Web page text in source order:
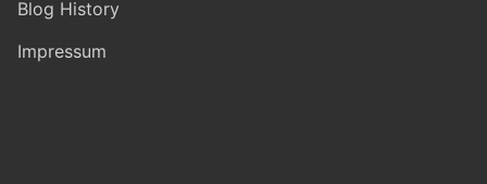
Blog History
Impressum